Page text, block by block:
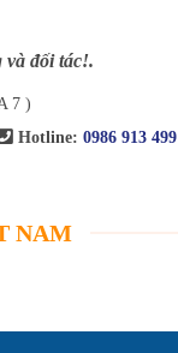
và đối tác!.
7 )
Hotline: 0986 913 499
NAM